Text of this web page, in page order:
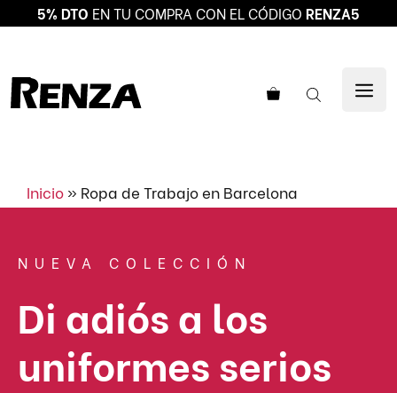
5% DTO EN TU COMPRA CON EL CÓDIGO RENZA5
al
contenido
Inicio » Ropa de Trabajo en Barcelona
NUEVA COLECCIÓN
Di adiós a los
uniformes serios